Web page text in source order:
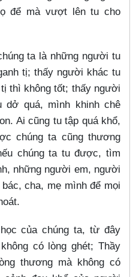
để mà vượt lên tu cho
ta là những người tu
tị; thấy người khác tu
thì không tốt; thấy người
dở quá, mình khinh chê
Ai cũng tu tập quá khổ,
chúng ta cũng thương
chúng ta tu được, tìm
những người em, người
cha, mẹ mình để mọi
của chúng ta, từ đây
có lòng ghét; Thầy
thương mà không có